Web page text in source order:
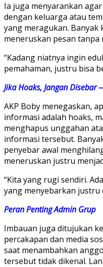
Ia juga menyarankan
dengan keluarga atau
yang meragukan.
meneruskan pesan tanpa
“Kadang niatnya ingin
pemahaman, justru bisa
Jika Hoaks, Jangan Disebar
AKP Boby menegaskan,
informasi adalah hoaks,
menghapus unggahan
informasi tersebut.
penyebar awal
meneruskan justru
“Kita yang rugi sendiri.
yang menyebarkan justru
Peran Penting Admin Grup
Imbauan juga ditujukan
percakapan dan media
saat menambahkan
tersebut tidak dikenal.